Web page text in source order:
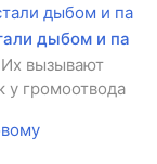
дыбом и па
вызывают
у громоотвода